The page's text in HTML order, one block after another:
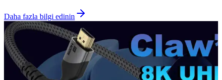
Daha fazla bilgi edinin